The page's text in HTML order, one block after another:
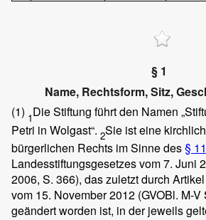
§ 1
Name, Rechtsform, Sitz,
(1) 1Die Stiftung führt den Namen
Petri in Wolgast“. 2Sie ist eine
bürgerlichen Rechts im Sinne des§ 11
Landesstiftungsgesetzes vom 7. Juni
2006, S. 366), das zuletzt durch
vom 15. November 2012 (GVOBl. M-V
geändert worden ist, in der jeweils